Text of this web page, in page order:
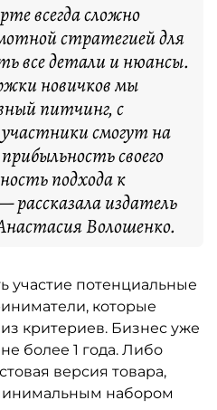
всегда сложно
стратегией для
все детали и нюансы.
новичков мы
питчинг, с
смогут на
своего
подхода к
рассказала издатель
Волошенко.
участие потенциальные
которые
критериев. Бизнес уже
более 1 года. Либо
версия товара,
набором